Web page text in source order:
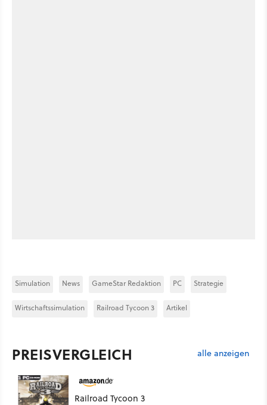
Simulation News GameStar Redaktion PC Strategie
Wirtschaftssimulation Railroad Tycoon 3 Artikel
PREISVERGLEICH alle anzeigen
Railroad Tycoon 3